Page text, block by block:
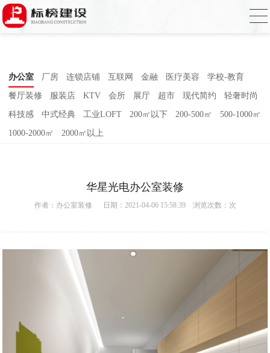
小黄片大全下载,小黄片应用下载,小黄片短
视频,下载小黄片免费
办公室 厂房 连锁店铺 互联网 金融 医疗美容 学校-教育
餐厅装修 服装店 KTV 会所 展厅 超市 现代简约 轻奢时尚
科技感 中式经典 工业LOFT 200㎡以下 200-500㎡ 500-1000㎡
1000-2000㎡ 2000㎡以上
华星光电办公室装修
作者： 办公室装修 日期：2021-04-06 15:58:39 浏览次数： 次